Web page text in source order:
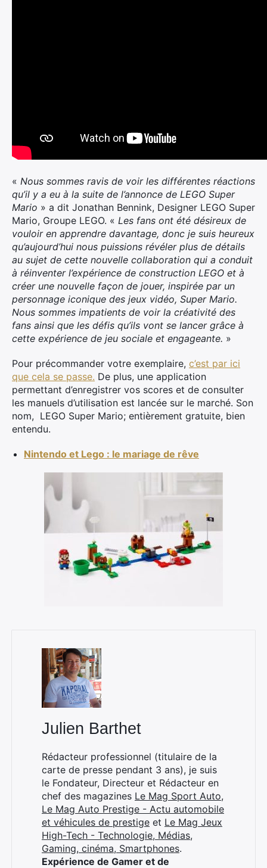
« Nous sommes ravis de voir les différentes réactions
qu’il y a eu à la suite de l’annonce de LEGO Super
Mario » a dit Jonathan Bennink, Designer LEGO Super
Mario, Groupe LEGO. « Les fans ont été désireux de
vouloir en apprendre davantage, donc je suis heureux
qu’aujourd’hui nous puissions révéler plus de détails
au sujet de cette nouvelle collaboration qui a conduit
à réinventer l’expérience de construction LEGO et à
créer une nouvelle façon de jouer, inspirée par un
personnage iconique des jeux vidéo, Super Mario.
Nous sommes impatients de voir la créativité des
fans ainsi que les défis qu’ils vont se lancer grâce à
cette expérience de jeu sociale et engageante. »
Pour précommander votre exemplaire, c’est par ici
que cela se passe. De plus, une application
permettant d’enregistrer vos scores et de consulter
les manuels d’utilisation est lancée sur le marché. Son
nom, LEGO Super Mario; entièrement gratuite, bien
entendu.
Nintendo et Lego : le mariage de rêve
Julien Barthet
Rédacteur professionnel (titulaire de la
carte de presse pendant 3 ans), je suis
le Fondateur, Directeur et Rédacteur en
chef des magazines Le Mag Sport Auto,
Le Mag Auto Prestige - Actu automobile
et véhicules de prestige et Le Mag Jeux
High-Tech - Technologie, Médias,
Gaming, cinéma, Smartphones.
Expérience de Gamer et de